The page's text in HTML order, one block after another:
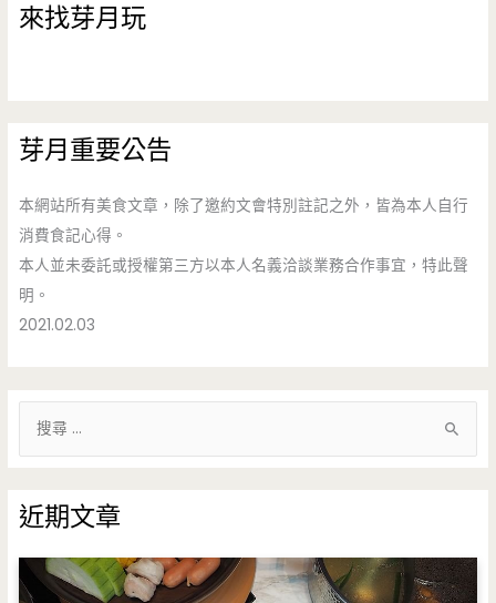
來找芽月玩
芽月重要公告
本網站所有美食文章，除了邀約文會特別註記之外，皆為本人自行
消費食記心得。
本人並未委託或授權第三方以本人名義洽談業務合作事宜，特此聲
明。
2021.02.03
鍵
字
:
近期文章